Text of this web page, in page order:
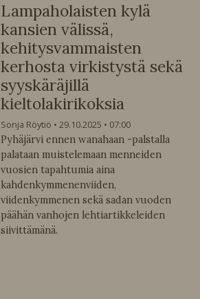
Lampaholaisten kylä
kansien välissä,
kehitysvammaisten
kerhosta virkistystä sekä
syyskäräjillä
kieltolakirikoksia
Sonja Röytiö 29.10.2025
07:00
Pyhäjärvi ennen wanahaan -palstalla
palataan muistelemaan menneiden
vuosien tapahtumia aina
kahdenkymmenenviiden,
viidenkymmenen sekä sadan vuoden
päähän vanhojen lehtiartikkeleiden
siivittämänä.